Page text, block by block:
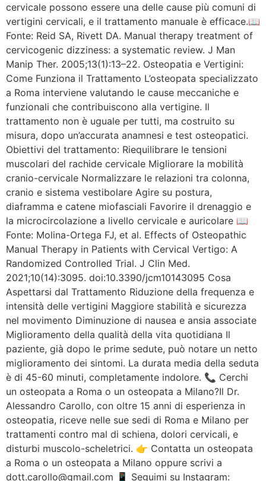
cervicale possono essere una delle cause più comuni di
vertigini cervicali, e il trattamento manuale è efficace.📖
Fonte: Reid SA, Rivett DA. Manual therapy treatment of
cervicogenic dizziness: a systematic review. J Man
Manip Ther. 2005;13(1):13–22. Osteopatia e Vertigini:
Come Funziona il Trattamento L’osteopata specializzato
a Roma interviene valutando le cause meccaniche e
funzionali che contribuiscono alla vertigine. Il
trattamento non è uguale per tutti, ma costruito su
misura, dopo un’accurata anamnesi e test osteopatici.
Obiettivi del trattamento: Riequilibrare le tensioni
muscolari del rachide cervicale Migliorare la mobilità
cranio-cervicale Normalizzare le relazioni tra colonna,
cranio e sistema vestibolare Agire su postura,
diaframma e catene miofasciali Favorire il drenaggio e
la microcircolazione a livello cervicale e auricolare 📖
Fonte: Molina-Ortega FJ, et al. Effects of Osteopathic
Manual Therapy in Patients with Cervical Vertigo: A
Randomized Controlled Trial. J Clin Med.
2021;10(14):3095. doi:10.3390/jcm10143095 Cosa
Aspettarsi dal Trattamento Riduzione della frequenza e
intensità delle vertigini Maggiore stabilità e sicurezza
nel movimento Diminuzione di nausea e ansia associate
Miglioramento della qualità della vita quotidiana Il
paziente, già dopo le prime sedute, può notare un netto
miglioramento dei sintomi. La durata media della seduta
è di 45-60 minuti, completamente indolore. 📞 Cerchi
un osteopata a Roma o un osteopata a Milano?Il Dr.
Alessandro Carollo, con oltre 15 anni di esperienza in
osteopatia, riceve nelle sue sedi di Roma e Milano per
trattamenti contro mal di schiena, dolori cervicali, e
disturbi muscolo-scheletrici. 👉 Contatta un osteopata
a Roma o un osteopata a Milano oppure scrivi a
dott.carollo@gmail.com 📱 Seguimi su Instagram: